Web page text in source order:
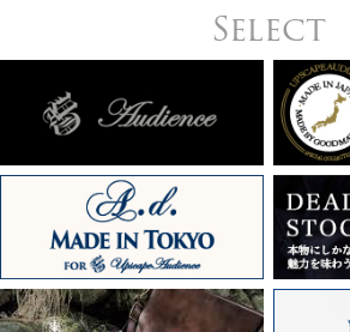
Select